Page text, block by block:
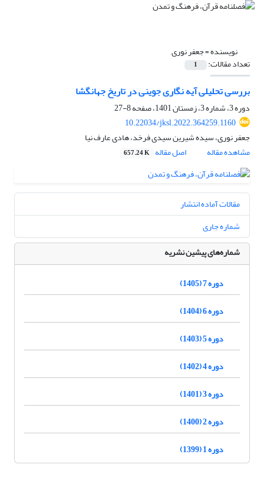
نویسنده =جعفر نوری
تعداد مقالات: 1
بررسی تحلیلی آیه نگاری جوینی در تاریخ جهانگشا
دوره 3، شماره 3، زمستان 1401، صفحه
8-27
10.22034/jksl.2022.364259.1160
جعفر نوری، سیده شیرین سیدی فرخد، هادی عارف نیا
مشاهده مقاله
اصل مقاله 657.24 K
مقالات آماده انتشار
شماره جاری
شماره‌های پیشین نشریه
دوره 7 (1405)
دوره 6 (1404)
دوره 5 (1403)
دوره 4 (1402)
دوره 3 (1401)
دوره 2 (1400)
دوره 1 (1399)